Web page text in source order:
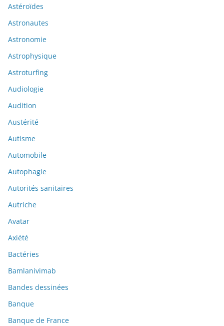
Astéroïdes
Astronautes
Astronomie
Astrophysique
Astroturfing
Audiologie
Audition
Austérité
Autisme
Automobile
Autophagie
Autorités sanitaires
Autriche
Avatar
Axiété
Bactéries
Bamlanivimab
Bandes dessinées
Banque
Banque de France